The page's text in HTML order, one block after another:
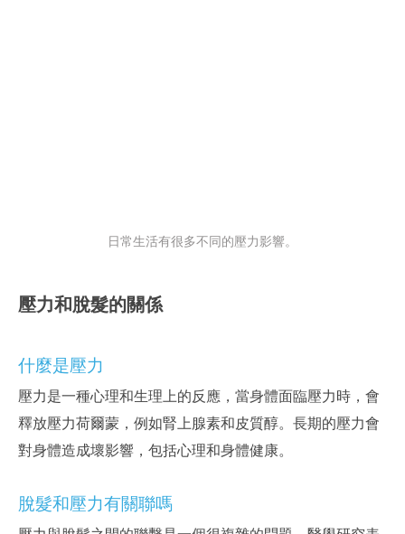
日常生活有很多不同的壓力影響。
壓力和脫髮的關係
什麼是壓力
壓力是一種心理和生理上的反應，當身體面臨壓力時，會
釋放壓力荷爾蒙，例如腎上腺素和皮質醇。長期的壓力會
對身體造成壞影響，包括心理和身體健康。
脫髮和壓力有關聯嗎